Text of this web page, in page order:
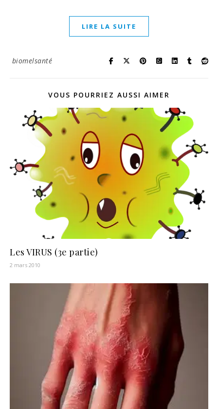
LIRE LA SUITE
biomelsanté
VOUS POURRIEZ AUSSI AIMER
Les VIRUS (3e partie)
2 mars 2010